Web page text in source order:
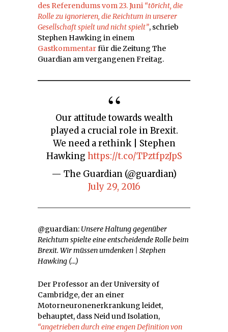
des Referendums vom 23. Juni “töricht, die
Rolle zu ignorieren, die Reichtum in unserer
Gesellschaft spielt und nicht spielt”, schrieb
Stephen Hawking in einem
Gastkommentarfür die Zeitung The
Guardian am vergangenen Freitag.
Our attitude towards wealth
played a crucial role in Brexit.
We need a rethink | Stephen
Hawking https://t.co/TPztfpzJpS
— The Guardian (@guardian)
July 29, 2016
@guardian: Unsere Haltung gegenüber
Reichtum spielte eine entscheidende Rolle beim
Brexit. Wir müssen umdenken | Stephen
Hawking (…)
Der Professor an der University of
Cambridge, der an einer
Motorneuronenerkrankung leidet,
behauptet, dass Neid und Isolation,
“angetrieben durch eine engen Definition von